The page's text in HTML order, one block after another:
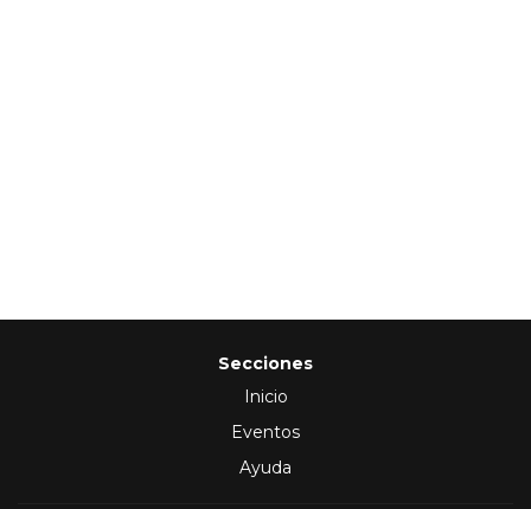
Secciones
Inicio
Eventos
Ayuda